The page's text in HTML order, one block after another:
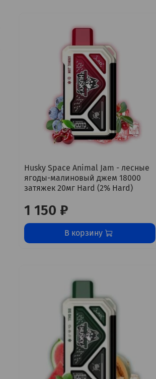
Husky Space Animal Jam - лесные
ягоды-малиновый джем 18000
затяжек 20мг Hard (2% Hard)
1 150 ₽
В корзину